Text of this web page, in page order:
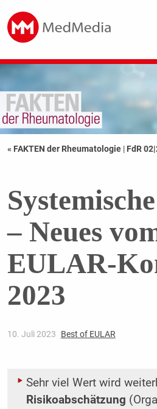
« FAKTEN der Rheumatologie | FdR
– Neues
EULAR-
2023
10. Juli 2023 Best of EULAR
Sehr viel Wert wird
Risikoabschätzung